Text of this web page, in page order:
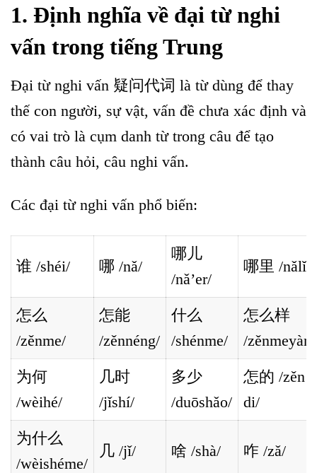
1. Định nghĩa về đại từ nghi
vấn trong tiếng Trung
Đại từ nghi vấn 疑问代词 là từ dùng để thay
thế con người, sự vật, vấn đề chưa xác định và
có vai trò là cụm danh từ trong câu để tạo
thành câu hỏi, câu nghi vấn.
Các đại từ nghi vấn phổ biến:
谁 /shéi/ 哪 /nǎ/
哪儿
/nǎ’er/
哪里 /nǎlǐ/
怎么
/zěnme/
怎能
/zěnnéng/
什么
/shénme/
怎么样
/
为何
/wèihé/
几时
/jǐshí/
多少
/duōshǎo/
怎的 /zěn
di/
为什么
/wèishéme/
几 /jǐ/ 啥 /shà/ 咋 /zǎ/